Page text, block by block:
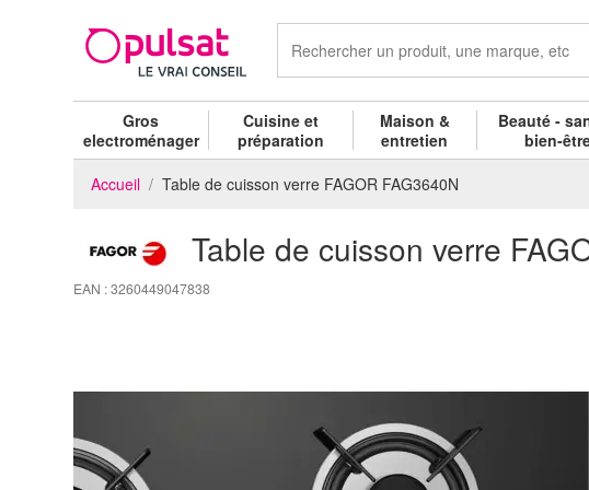
Gros
electroménager
Cuisine et
préparation
Maison &
entretien
Beauté -
bien-
Accueil Table de cuisson verre FAGOR FAG3640N
Table de cuisson verre
EAN : 3260449047838